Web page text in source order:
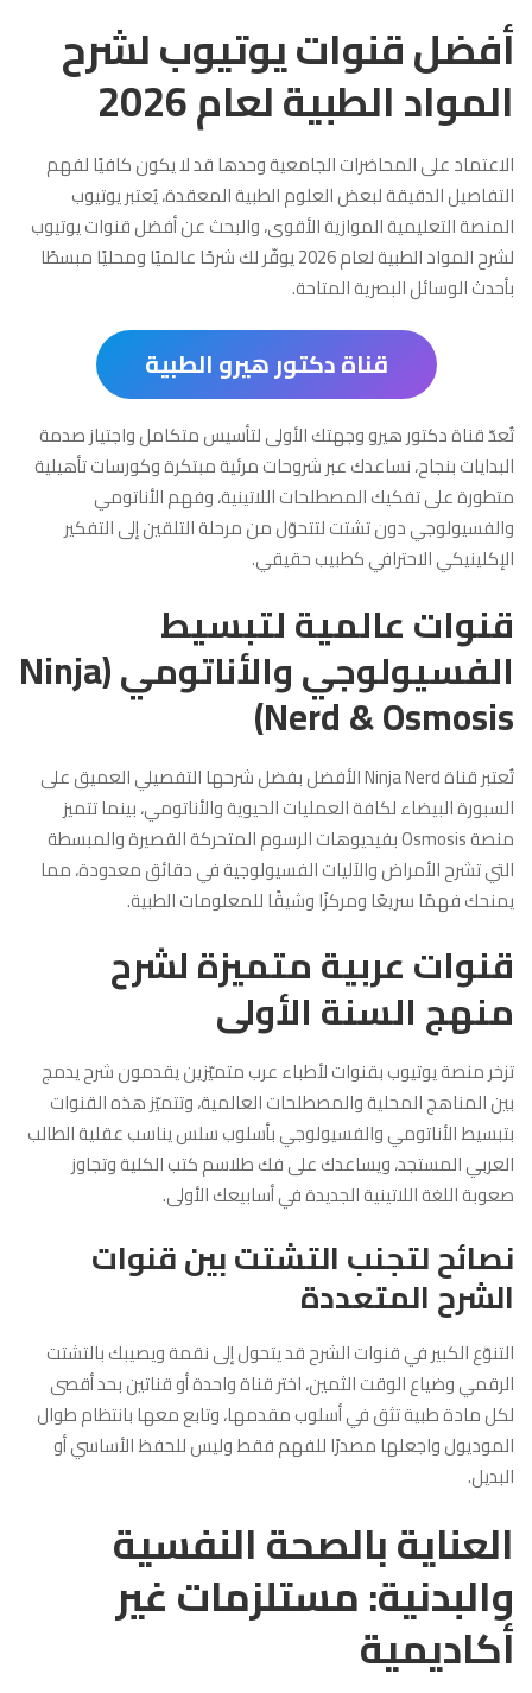
أفضل قنوات يوتيوب لشرح
المواد الطبية لعام 2026
الاعتماد على المحاضرات الجامعية وحدها قد لا يكون كافيًا لفهم
التفاصيل الدقيقة لبعض العلوم الطبية المعقدة، يُعتبر يوتيوب
المنصة التعليمية الموازية الأقوى، والبحث عن أفضل قنوات يوتيوب
لشرح المواد الطبية لعام 2026 يوفّر لك شرحًا عالميًا ومحليًا مبسطًا
بأحدث الوسائل البصرية المتاحة.
قناة دكتور هيرو الطبية
تُعدّ قناة دكتور هيرو وجهتك الأولى لتأسيس متكامل واجتياز صدمة
البدايات بنجاح، نساعدك عبر شروحات مرئية مبتكرة وكورسات تأهيلية
متطورة على تفكيك المصطلحات اللاتينية، وفهم الأناتومي
والفسيولوجي دون تشتت لتتحوّل من مرحلة التلقين إلى التفكير
الإكلينيكي الاحترافي كطبيب حقيقي.
قنوات عالمية لتبسيط
الفسيولوجي والأناتومي (Ninja
Nerd & Osmosis)
تُعتبر قناة Ninja Nerd الأفضل بفضل شرحها التفصيلي العميق على
السبورة البيضاء لكافة العمليات الحيوية والأناتومي، بينما تتميز
منصة Osmosis بفيديوهات الرسوم المتحركة القصيرة والمبسطة
التي تشرح الأمراض والآليات الفسيولوجية في دقائق معدودة، مما
يمنحك فهمًا سريعًا ومركزًا وشيقًا للمعلومات الطبية.
قنوات عربية متميزة لشرح
منهج السنة الأولى
تزخر منصة يوتيوب بقنوات لأطباء عرب متميّزين يقدمون شرح يدمج
بين المناهج المحلية والمصطلحات العالمية، وتتميّز هذه القنوات
بتبسيط الأناتومي والفسيولوجي بأسلوب سلس يناسب عقلية الطالب
العربي المستجد، ويساعدك على فك طلاسم كتب الكلية وتجاوز
صعوبة اللغة اللاتينية الجديدة في أسابيعك الأولى.
نصائح لتجنب التشتت بين قنوات
الشرح المتعددة
التنوّع الكبير في قنوات الشرح قد يتحول إلى نقمة ويصيبك بالتشتت
الرقمي وضياع الوقت الثمين، اختر قناة واحدة أو قناتين بحد أقصى
لكل مادة طبية تثق في أسلوب مقدمها، وتابع معها بانتظام طوال
الموديول واجعلها مصدرًا للفهم فقط وليس للحفظ الأساسي أو
البديل.
العناية بالصحة النفسية
والبدنية: مستلزمات غير
أكاديمية